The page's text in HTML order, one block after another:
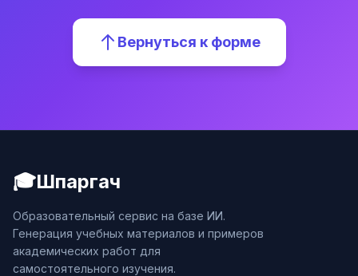
Вернуться к форме
🎓Шпаргач
Образовательный сервис на базе ИИ.
Генерация учебных материалов и примеров
академических работ для
самостоятельного изучения.